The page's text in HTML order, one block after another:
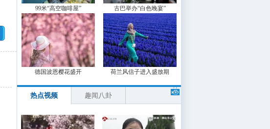
99米“高空咖啡屋” 古巴举办“白色晚宴”
德国波恩樱花盛开 荷兰风信子进入盛放期
热点视频 趣闻八卦